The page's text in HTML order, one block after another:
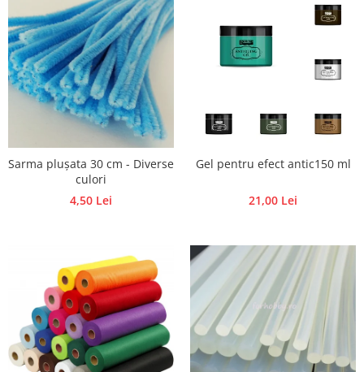
Traforaj, pirogravura
Ustensile
Polistiren
Ceramica
Accesorii floristica
Plante uscate
Materiale textile
Articole din bumbac
Design cofetarie
Forme pentru turnat ciocolata
Mozaic
Pictura pe fata si corp
Vopsea pentru fata si corp
Sarma plușata 30 cm - Diverse
culori
4,50 Lei
Gel pentru efect antic150 ml
21,00 Lei